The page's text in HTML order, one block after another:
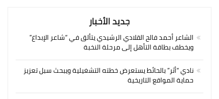
جديد الأخبار
الشاعر أحمد فالح القلادي الرشيدي يتألق في “شاعر الإبداع”
ويخطف بطاقة التأهل إلى مرحلة النخبة
نادي “أثر” بالحائط يستعرض خطته التشغيلية ويبحث سبل تعزيز
حماية المواقع التاريخية